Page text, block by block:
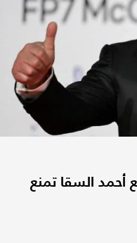
أحمد السقا تمنع